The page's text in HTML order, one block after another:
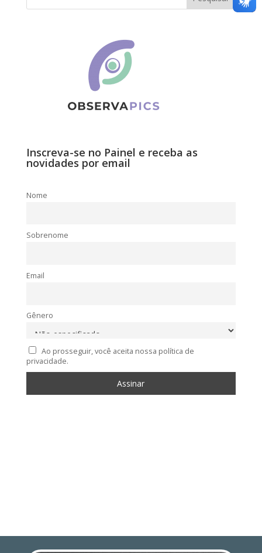
Inscreva-se no Painel e receba as
novidades por email
Nome
Sobrenome
Email
Gênero
Ao prosseguir, você aceita nossa política de
privacidade.